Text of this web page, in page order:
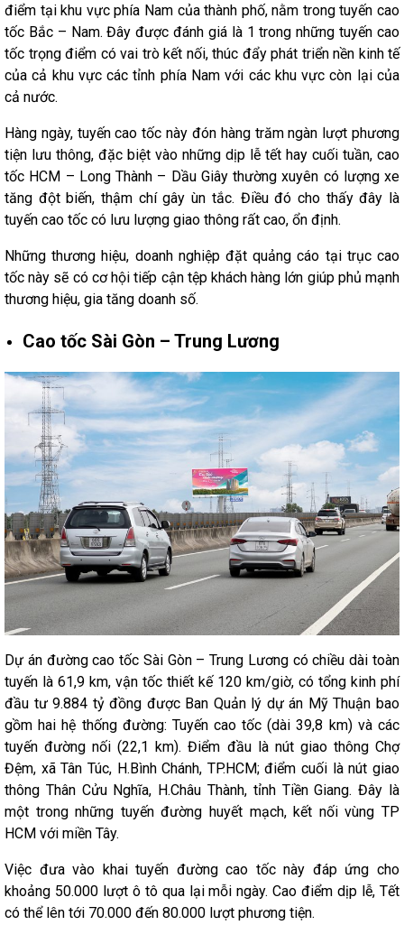
điểm tại khu vực phía Nam của thành phố, nằm trong tuyến cao
tốc Bắc – Nam. Đây được đánh giá là 1 trong những tuyến cao
tốc trọng điểm có vai trò kết nối, thúc đẩy phát triển nền kinh tế
của cả khu vực các tỉnh phía Nam với các khu vực còn lại của
cả nước.
Hàng ngày, tuyến cao tốc này đón hàng trăm ngàn lượt phương
tiện lưu thông, đặc biệt vào những dịp lễ tết hay cuối tuần, cao
tốc HCM – Long Thành – Dầu Giây thường xuyên có lượng xe
tăng đột biến, thậm chí gây ùn tắc. Điều đó cho thấy đây là
tuyến cao tốc có lưu lượng giao thông rất cao, ổn định.
Những thương hiệu, doanh nghiệp đặt quảng cáo tại trục cao
tốc này sẽ có cơ hội tiếp cận tệp khách hàng lớn giúp phủ mạnh
thương hiệu, gia tăng doanh số.
Cao tốc Sài Gòn – Trung Lương
Dự án đường cao tốc Sài Gòn – Trung Lương có chiều dài toàn
tuyến là 61,9 km, vận tốc thiết kế 120 km/giờ, có tổng kinh phí
đầu tư 9.884 tỷ đồng được Ban Quản lý dự án Mỹ Thuận bao
gồm hai hệ thống đường: Tuyến cao tốc (dài 39,8 km) và các
tuyến đường nối (22,1 km). Điểm đầu là nút giao thông Chợ
Đệm, xã Tân Túc, H.Bình Chánh, TP.HCM; điểm cuối là nút giao
thông Thân Cửu Nghĩa, H.Châu Thành, tỉnh Tiền Giang. Đây là
một trong những tuyến đường huyết mạch, kết nối vùng TP
HCM với miền Tây.
Việc đưa vào khai tuyến đường cao tốc này đáp ứng cho
khoảng 50.000 lượt ô tô qua lại mỗi ngày. Cao điểm dịp lễ, Tết
có thể lên tới 70.000 đến 80.000 lượt phương tiện.